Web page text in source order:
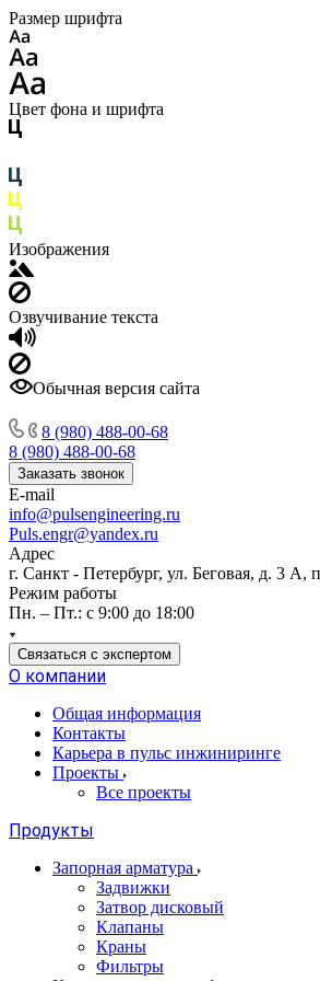
Размер шрифта
Цвет фона и шрифта
Изображения
Озвучивание текста
Обычная версия сайта
8 (980) 488-00-68
8 (980) 488-00-68
Заказать звонок
E-mail
info@pulsengineering.ru
Puls.engr@yandex.ru
Адрес
г. Санкт - Петербург, ул. Беговая, д. 3
Режим работы
Пн. – Пт.: с 9:00 до 18:00
Связаться с экспертом
О компании
Общая информация
Контакты
Карьера в пульс инжиниринге
Проекты
Все проекты
Продукты
Запорная арматура
Задвижки
Затвор дисковый
Клапаны
Краны
Фильтры